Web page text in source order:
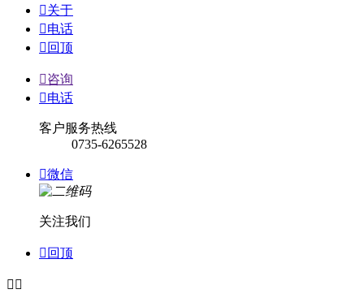
关于
电话
 回顶
咨询
电话
客户服务热线
0735-6265528
微信
关注我们
 回顶
 